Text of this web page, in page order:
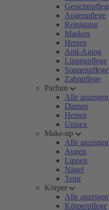
Augenpflege
Reinigung
Masken
Herren
Anti-Aging
Lippenpflege
Sonnenpflege
Zahnpflege
Parfum
Alle anzeigen
Damen
Herren
Unisex
Make-up
Alle anzeigen
Augen
Lippen
Nägel
Teint
Körper
Alle anzeigen
Körperpflege